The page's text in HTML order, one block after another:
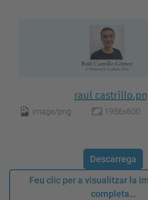
raul
image/png 1956x600
Descarrega
Feu clic per a visualitzar la
completa…